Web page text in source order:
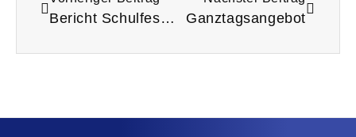
Bericht Schulfest (mit Pressebericht d. Bürgerstiftung) Ganztagsangebot